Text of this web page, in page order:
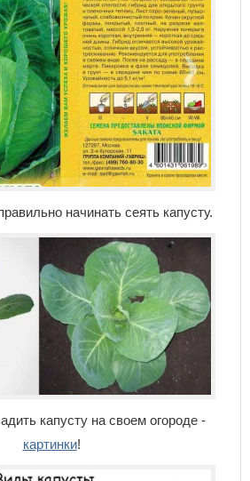
начинать сеять капусту.
капусту на своем огороде -
картинки!